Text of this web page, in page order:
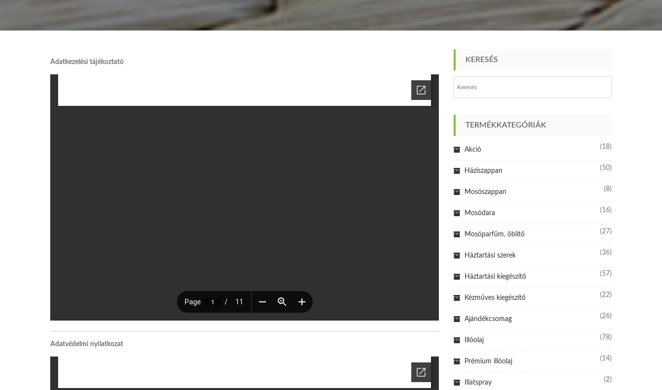
Adatkezelési tájékoztató
Adatvédelmi nyilatkozat
KERESÉS
TERMÉKKATEGÓRIÁK
Akció (18)
Háziszappan (50)
Mosószappan (8)
Mosódara (16)
Mosóparfüm, öblítő (27)
Háztartási szerek (36)
Háztartási kiegészítő (57)
Kézműves kiegészítő (22)
Ajándékcsomag (26)
Illóolaj (78)
Prémium illóolaj (14)
Illatspray (2)